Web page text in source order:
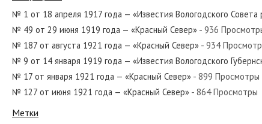
№ 217 от сентября 1934 года —
№ 1 от 18 апреля 1917 года — «Известия Вологодского Совета
№ 49 от 29 июня 1919 года — «Красный Север» - 936
№ 187 от августа 1921 года — «Красный Север» - 934
№ 9 от 14 января 1919 года — «Известия Вологодского
№ 17 от января 1921 года — «Красный Север» - 899 Просмотры
№ 127 от июня 1921 года — «Красный Север» - 864 Просмотры
Метки